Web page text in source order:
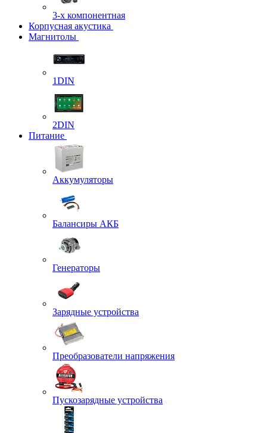
3-х компонентная
Корпусная акустика
Магнитолы
1DIN
2DIN
Питание
Аккумуляторы
Балансиры АКБ
Генераторы
Зарядные устройства
Преобразователи напряжения
Пускозарядные устройства